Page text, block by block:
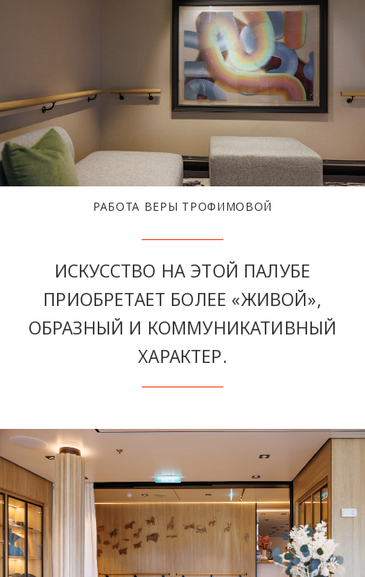
РАБОТА ВЕРЫ ТРОФИМОВОЙ
ИСКУССТВО НА ЭТОЙ ПАЛУБЕ
ПРИОБРЕТАЕТ БОЛЕЕ «ЖИВОЙ»,
ОБРАЗНЫЙ И КОММУНИКАТИВНЫЙ
ХАРАКТЕР.